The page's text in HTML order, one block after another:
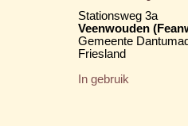
Stationsweg 3a
Veenwouden
Gemeente
Friesland
In gebruik